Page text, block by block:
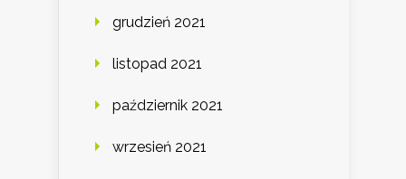
grudzień 2021
listopad 2021
październik 2021
wrzesień 2021